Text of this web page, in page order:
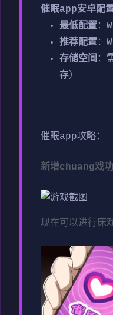
催眠app安卓配
​最低配置​：
​推荐配置​：
​存储空间​ ：
存）
催眠app攻略：
新增chuang戏
现在可以进行床